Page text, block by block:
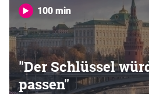
100 min
"Der Schlüssel
passen"